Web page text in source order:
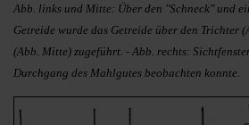
Abb. links und Mitte: Über den "Schneck" und
Getreide wurde das Getreide über den Trichter
(Abb. Mitte) zugeführt. - Abb. rechts:
Durchgang des Mahlgutes beobachten konnte.